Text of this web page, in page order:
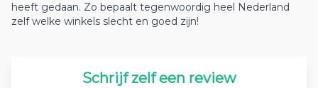
heeft gedaan. Zo bepaalt tegenwoordig heel Nederland
zelf welke winkels slecht en goed zijn!
Schrijf zelf een review